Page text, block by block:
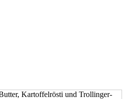
Kartoffelrösti und Trollinger-